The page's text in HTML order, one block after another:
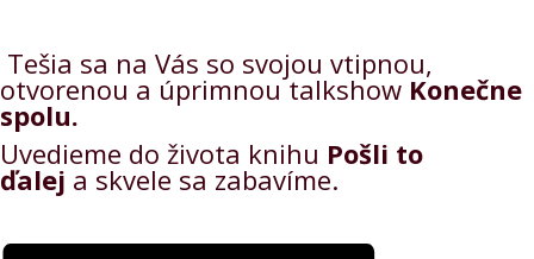
Tešia sa na Vás so svojou vtipnou,
otvorenou a úprimnou talkshow Konečne
spolu.
Uvedieme do života knihu Pošli to
ďalej a skvele sa zabavíme.